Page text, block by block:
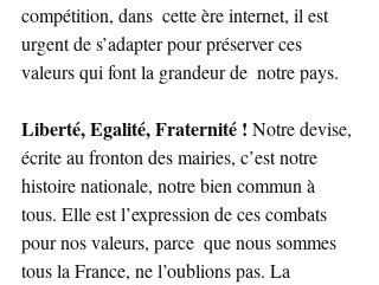
compétition, dans  cette ère internet, il est
urgent de s’adapter pour préserver ces
valeurs qui font la grandeur de  notre pays.
Liberté, Egalité, Fraternité ! Notre devise,
écrite au fronton des mairies, c’est notre
histoire nationale, notre bien commun à
tous. Elle est l’expression de ces combats
pour nos valeurs, parce  que nous sommes
tous la France, ne l’oublions pas. La